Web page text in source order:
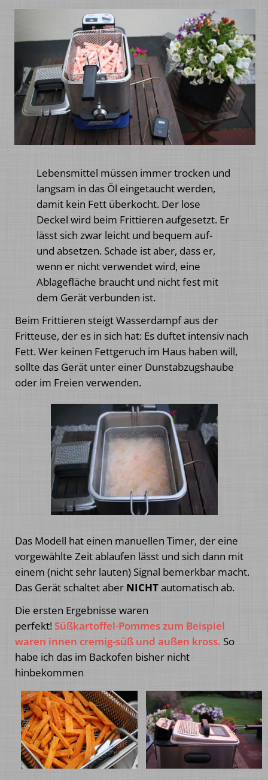
Lebensmittel müssen immer trocken und
langsam in das Öl eingetaucht werden,
damit kein Fett überkocht. Der lose
Deckel wird beim Frittieren aufgesetzt. Er
lässt sich zwar leicht und bequem auf-
und absetzen. Schade ist aber, dass er,
wenn er nicht verwendet wird, eine
Ablagefläche braucht und nicht fest mit
dem Gerät verbunden ist.
Beim Frittieren steigt Wasserdampf aus der
Fritteuse, der es in sich hat: Es duftet intensiv nach
Fett. Wer keinen Fettgeruch im Haus haben will,
sollte das Gerät unter einer Dunstabzugshaube
oder im Freien verwenden.
Das Modell hat einen manuellen Timer, der eine
vorgewählte Zeit ablaufen lässt und sich dann mit
einem (nicht sehr lauten) Signal bemerkbar macht.
Das Gerät schaltet aber NICHTautomatisch ab.
Die ersten Ergebnisse waren
perfekt! Süßkartoffel-Pommes zum Beispiel
waren innen cremig-süß und außen kross. So
habe ich das im Backofen bisher nicht
hinbekommen